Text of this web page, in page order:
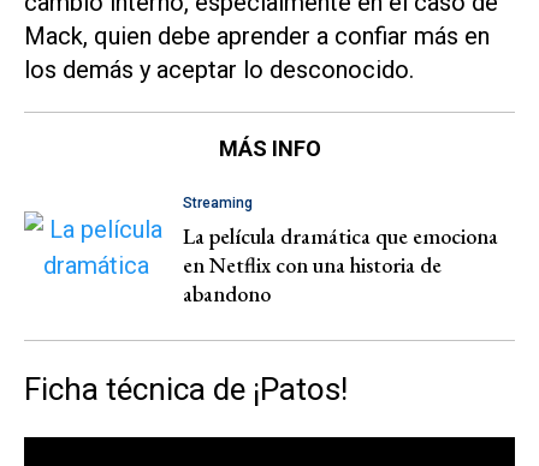
Mack, quien debe aprender a confiar más en
los demás y aceptar lo desconocido.
MÁS INFO
Streaming
La película dramática que emociona
en Netflix con una historia de
abandono
Ficha técnica de ¡Patos!